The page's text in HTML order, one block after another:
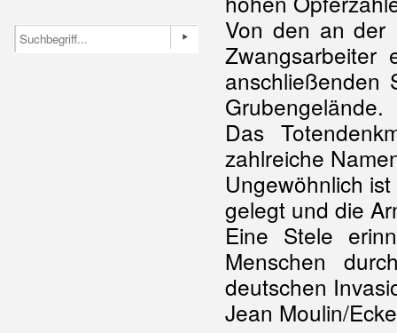
Von den an der
Zwangsarbeiter
Grubengelände.
Das
zahlreiche
Ungewöhnlich
gelegt und die
Eine Stele
Menschen
deutschen
Jean Moulin/